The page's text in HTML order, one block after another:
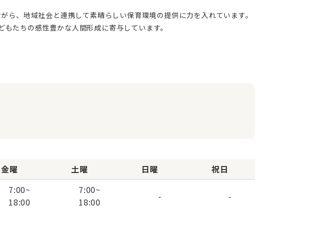
たちの感性豊かな人間形成に寄与しています。
金曜
7:00~
18:00
土曜
7:00~
18:00
日曜
-
祝日
-